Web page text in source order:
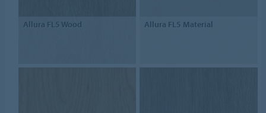
Allura FL5 Wood Allura FL5 Material